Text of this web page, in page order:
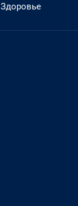
Здоровье